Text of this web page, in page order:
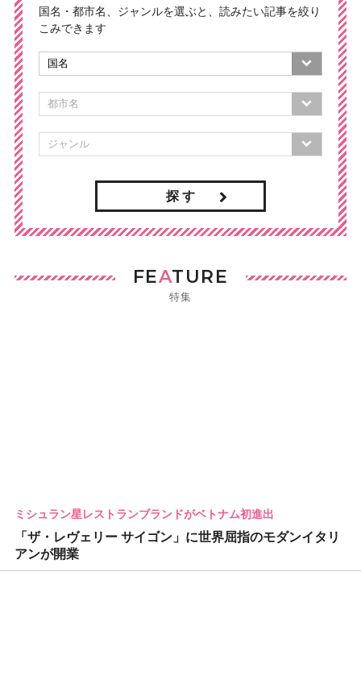
国名・都市名、ジャンルを選ぶと、読みたい記事を絞り
こみできます
探 す
FEATURE
特集
ミシュラン星レストランブランドがベトナム初進出
「ザ・レヴェリー サイゴン」に世界屈指のモダンイタリ
アンが開業